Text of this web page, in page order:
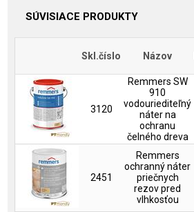
SÚVISIACE PRODUKTY
Skl.číslo Názov
3120
Remmers SW
910
vodouriediteľný
náter na
ochranu
čelného dreva
2451
Remmers
ochranný náter
priečnych
rezov pred
vlhkosťou